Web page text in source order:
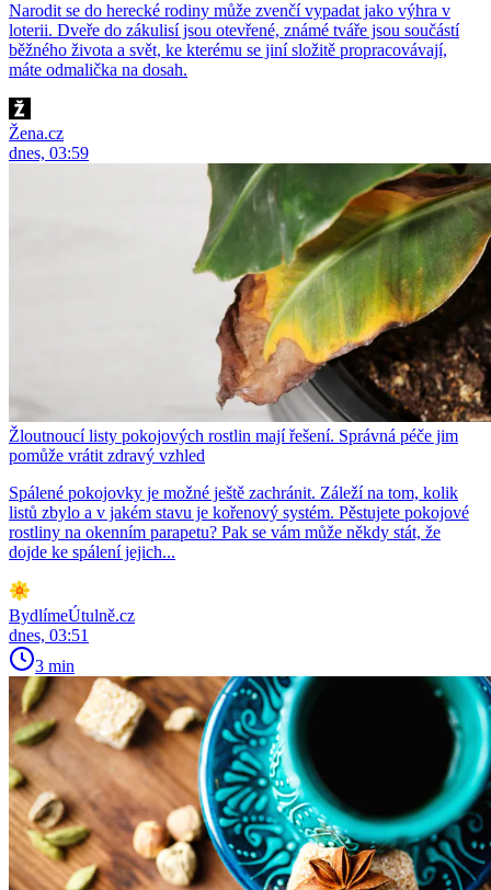
Narodit se do herecké rodiny může zvenčí vypadat jako výhra v
loterii. Dveře do zákulisí jsou otevřené, známé tváře jsou součástí
běžného života a svět, ke kterému se jiní složitě propracovávají,
máte odmalička na dosah.
Žena.cz
dnes, 03:59
Žloutnoucí listy pokojových rostlin mají řešení. Správná péče jim
pomůže vrátit zdravý vzhled
Spálené pokojovky je možné ještě zachránit. Záleží na tom, kolik
listů zbylo a v jakém stavu je kořenový systém. Pěstujete pokojové
rostliny na okenním parapetu? Pak se vám může někdy stát, že
dojde ke spálení jejich...
BydlímeÚtulně.cz
dnes, 03:51
3 min